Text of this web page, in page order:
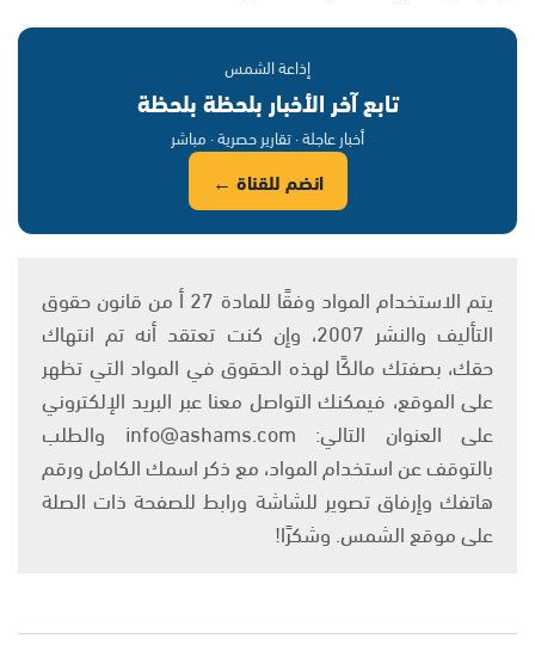
إذاعة الشمس
تابع آخر الأخبار بلحظة بلحظة
أخبار عاجلة · تقارير حصرية · مباشر
انضم للقناة ←
يتم الاستخدام المواد وفقًا للمادة 27 أ من قانون حقوق
التأليف والنشر 2007، وإن كنت تعتقد أنه تم انتهاك
حقك، بصفتك مالكًا لهذه الحقوق في المواد التي تظهر
على الموقع، فيمكنك التواصل معنا عبر البريد الإلكتروني
على العنوان التالي: info@ashams.com والطلب
بالتوقف عن استخدام المواد، مع ذكر اسمك الكامل ورقم
هاتفك وإرفاق تصوير للشاشة ورابط للصفحة ذات الصلة
على موقع الشمس. وشكرًا!